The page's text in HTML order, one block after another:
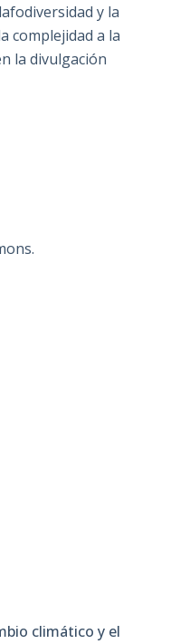
y la
complejidad a la
la divulgación
.
climático y el